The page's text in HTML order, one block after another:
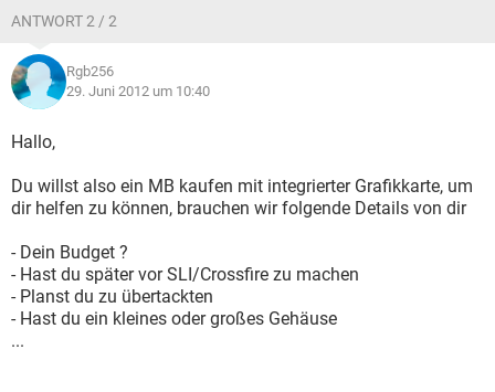
ANTWORT 2 / 2
Rgb256
29. Juni 2012 um 10:40
Hallo,
Du willst also ein MB kaufen mit integrierter Grafikkarte, um
dir helfen zu können, brauchen wir folgende Details von dir
- Dein Budget ?
- Hast du später vor SLI/Crossfire zu machen
- Planst du zu übertackten
- Hast du ein kleines oder großes Gehäuse
...